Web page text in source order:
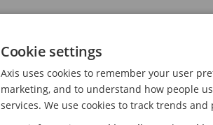
Cookie settings
Axis uses cookies to remember your user
marketing, and to understand how people
services. We use cookies to track trends